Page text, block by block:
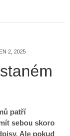
2, 2025
patří
sebou skoro
Ale pokud